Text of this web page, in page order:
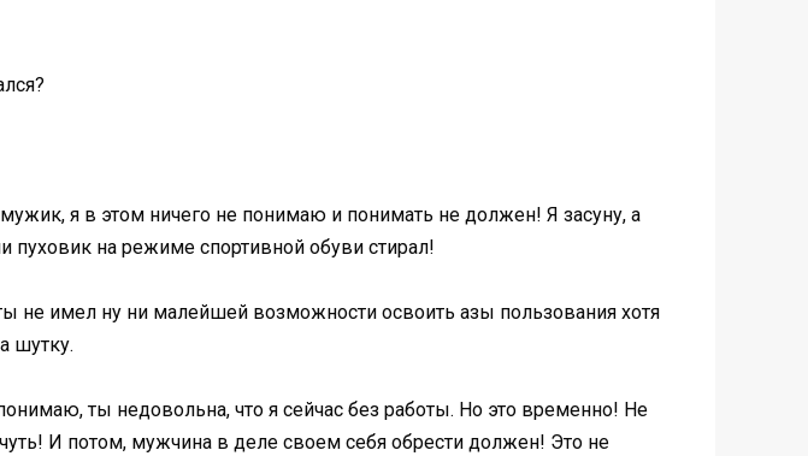
я в этом ничего не понимаю и понимать не должен! Я засуну, а
пуховик на режиме спортивной обуви стирал!
не имел ну ни малейшей возможности освоить азы пользования хотя
шутку.
ты недовольна, что я сейчас без работы. Но это временно! Не
И потом, мужчина в деле своем себя обрести должен! Это не